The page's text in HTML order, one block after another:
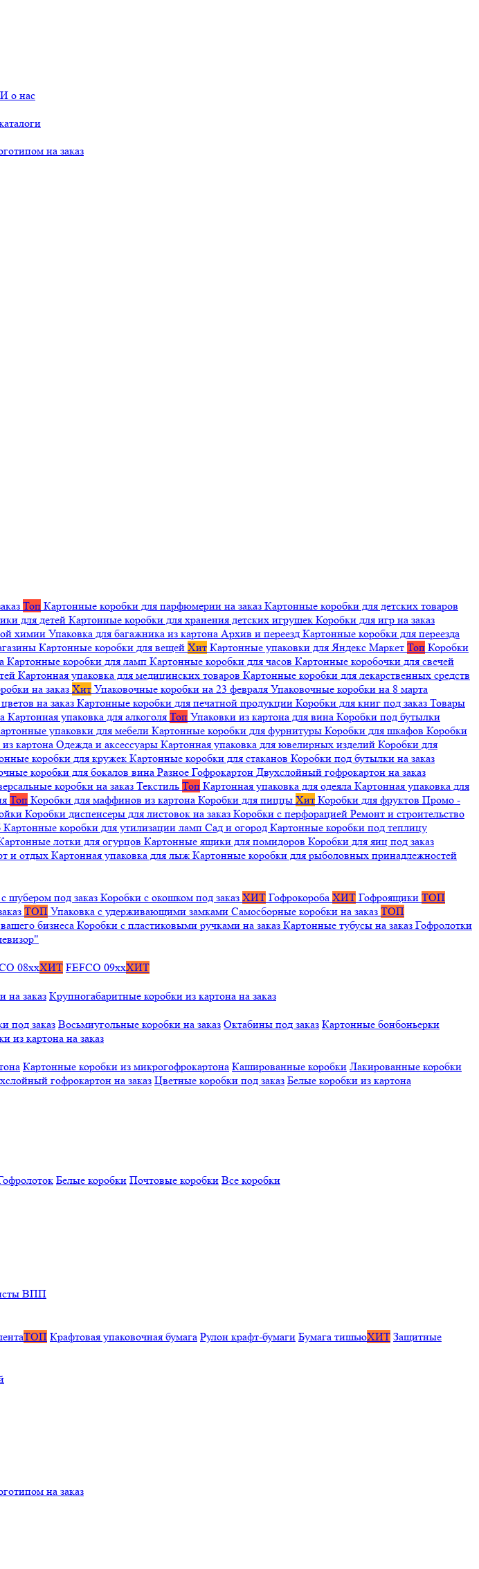
о нас
на заказ
Топ Картонные коробки для парфюмерии на заказ Картонные коробки для детских товаров
для детей Картонные коробки для хранения детских игрушек Коробки для игр на заказ
химии Упаковка для багажника из картона Архив и переезд Картонные коробки для переезда
Картонные коробки для вещей Хит Картонные упаковки для Яндекс Маркет Топ Коробки
Картонные коробки для ламп Картонные коробки для часов Картонные коробочки для свечей
Картонная упаковка для медицинских товаров Картонные коробки для лекарственных средств
на заказ Хит Упаковочные коробки на 23 февраля Упаковочные коробки на 8 марта
на заказ Картонные коробки для печатной продукции Коробки для книг под заказ Товары
Картонная упаковка для алкоголя Топ Упаковки из картона для вина Коробки под бутылки
упаковки для мебели Картонные коробки для фурнитуры Коробки для шкафов Коробки
картона Одежда и аксессуары Картонная упаковка для ювелирных изделий Коробки для
коробки для кружек Картонные коробки для стаканов Коробки под бутылки на заказ
коробки для бокалов вина Разное Гофрокартон Двухслойный гофрокартон на заказ
коробки на заказ Текстиль Топ Картонная упаковка для одеяла Картонная упаковка для
Топ Коробки для маффинов из картона Коробки для пиццы Хит Коробки для фруктов Промо -
Коробки диспенсеры для листовок на заказ Коробки с перфорацией Ремонт и строительство
Картонные коробки для утилизации ламп Сад и огород Картонные коробки под теплицу
лотки для огурцов Картонные ящики для помидоров Коробки для яиц под заказ
и отдых Картонная упаковка для лыж Картонные коробки для рыболовных принадлежностей
шубером под заказ Коробки с окошком под заказ ХИТ Гофрокороба ХИТ Гофроящики ТОП
ТОП Упаковка с удерживающими замками Самосборные коробки на заказ ТОП
бизнеса Коробки с пластиковыми ручками на заказ Картонные тубусы на заказ Гофролотки
08xxХИТ FEFCO 09xxХИТ
на заказ Крупногабаритные коробки из картона на заказ
под заказ Восьмиугольные коробки на заказ Октабины под заказ Картонные бонбоньерки
из картона на заказ
Картонные коробки из микрогофрокартона Кашированные коробки Лакированные коробки
гофрокартон на заказ Цветные коробки под заказ Белые коробки из картона
Белые коробки Почтовые коробки Все коробки
ВПП
ТОП Крафтовая упаковочная бумага Рулон крафт-бумаги Бумага тишьюХИТ Защитные
на заказ